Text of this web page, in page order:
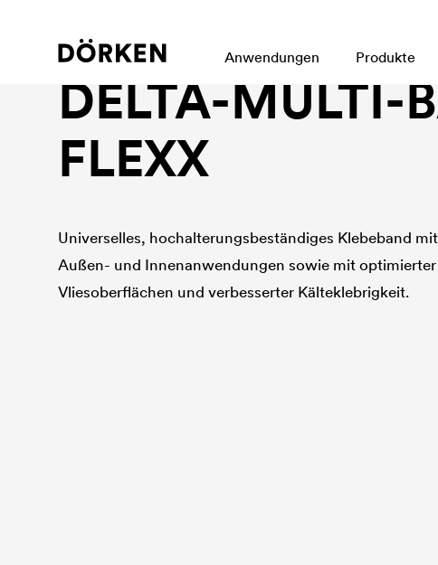
Anwendungen Produkte
Klebeprogramm
DELTA-MULTI-
FLEXX
Universelles, hochalterungsbeständiges Klebeband
Außen- und Innenanwendungen sowie mit
Vliesoberflächen und verbesserter Kälteklebrigkeit.